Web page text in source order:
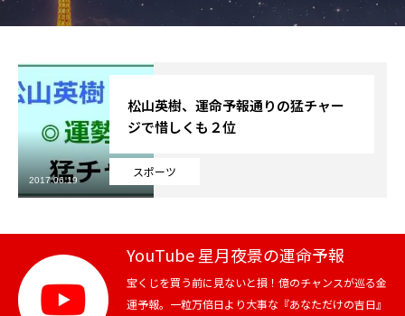
秘伝公開！吉凶カレンダー
ブログ
お知らせ
芸能界
テニス
スポーツ
スポーツ
松山英樹、運命予報通りの猛チャー
ジで惜しくも２位
2017.06.19
YouTube 星月夜景の運命予報
宝くじを買う前に見ないと損！億のチャンスが巡る金
運予報。一粒万倍日より大事な『あなただけの吉日』